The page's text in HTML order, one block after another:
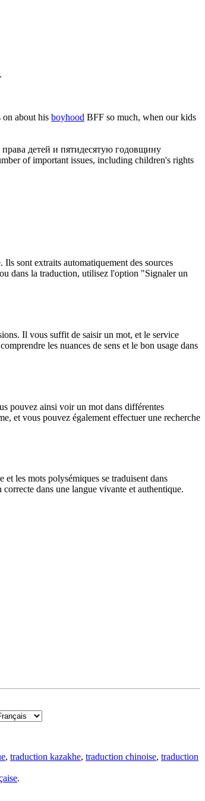
on about his boyhood BFF so much, when our kids
детей и пятидесятую годовщину
of important issues, including children's rights
sont extraits automatiquement des sources
dans la traduction, utilisez l'option "Signaler un
Il vous suffit de saisir un mot, et le service
les nuances de sens et le bon usage dans
pouvez ainsi voir un mot dans différentes
et vous pouvez également effectuer une recherche
les mots polysémiques se traduisent dans
dans une langue vivante et authentique.
, traduction kazakhe, traduction chinoise, traduction
.